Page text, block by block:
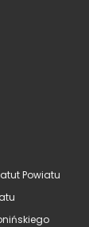
Powiatu